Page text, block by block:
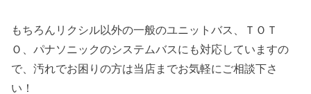
もちろんリクシル以外の一般のユニットバス、ＴＯＴ
Ｏ、パナソニックのシステムバスにも対応していますの
で、汚れでお困りの方は当店までお気軽にご相談下さ
い！